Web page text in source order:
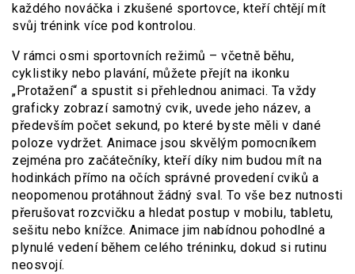
každého nováčka i zkušené sportovce, kteří chtějí mít
svůj trénink více pod kontrolou.
V rámci osmi sportovních režimů – včetně běhu,
cyklistiky nebo plavání, můžete přejít na ikonku
„Protažení“ a spustit si přehlednou animaci. Ta vždy
graficky zobrazí samotný cvik, uvede jeho název, a
především počet sekund, po které byste měli v dané
poloze vydržet. Animace jsou skvělým pomocníkem
zejména pro začátečníky, kteří díky nim budou mít na
hodinkách přímo na očích správné provedení cviků a
neopomenou protáhnout žádný sval. To vše bez nutnosti
přerušovat rozcvičku a hledat postup v mobilu, tabletu,
sešitu nebo knížce. Animace jim nabídnou pohodlné a
plynulé vedení během celého tréninku, dokud si rutinu
neosvojí.